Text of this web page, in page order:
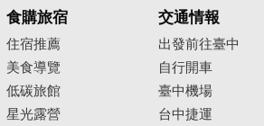
食購旅宿
住宿推薦
美食導覽
低碳旅館
星光露營
交通情報
出發前往臺中
自行開車
臺中機場
台中捷運